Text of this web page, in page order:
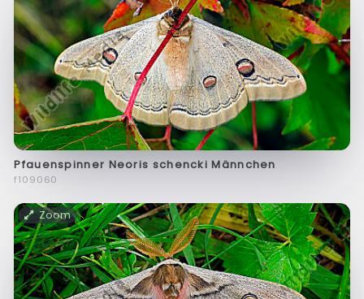
Pfauenspinner Neoris schencki Männchen
f109060
Zoom